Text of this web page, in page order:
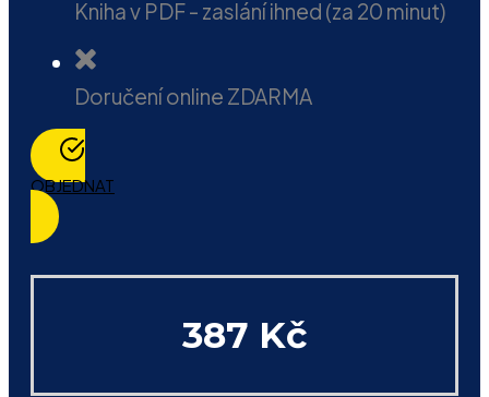
Kniha v PDF - zaslání ihned (za 20 minut)
Doručení online ZDARMA
OBJEDNAT
387 Kč